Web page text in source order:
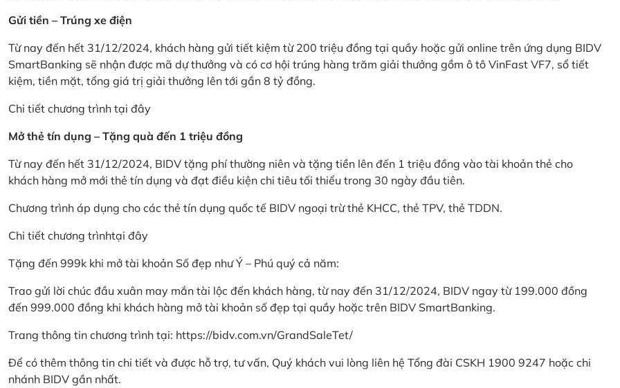
Gửi tiền – Trúng xe điện
Từ nay đến hết 31/12/2024, khách hàng gửi tiết kiệm từ 200 triệu đồng tại quầy hoặc gửi online trên ứng dụng BIDV
SmartBanking sẽ nhận được mã dự thưởng và có cơ hội trúng hàng trăm giải thưởng gồm ô tô VinFast VF7, sổ tiết
kiệm, tiền mặt, tổng giá trị giải thưởng lên tới gần 8 tỷ đồng.
Chi tiết chương trình tại đây
Mở thẻ tín dụng – Tặng quà đến 1 triệu đồng
Từ nay đến hết 31/12/2024, BIDV tặng phí thường niên và tặng tiền lên đến 1 triệu đồng vào tài khoản thẻ cho
khách hàng mở mới thẻ tín dụng và đạt điều kiện chi tiêu tối thiểu trong 30 ngày đầu tiên.
Chương trình áp dụng cho các thẻ tín dụng quốc tế BIDV ngoại trừ thẻ KHCC, thẻ TPV, thẻ TDDN.
Chi tiết chương trìnhtại đây
Tặng đến 999k khi mở tài khoản Số đẹp như Ý – Phú quý cả năm:
Trao gửi lời chúc đầu xuân may mắn tài lộc đến khách hàng, từ nay đến 31/12/2024, BIDV ngay từ 199.000 đồng
đến 999.000 đồng khi khách hàng mở tài khoản số đẹp tại quầy hoặc trên BIDV SmartBanking.
Trang thông tin chương trình tại: https://bidv.com.vn/GrandSaleTet/
Để có thêm thông tin chi tiết và được hỗ trợ, tư vấn, Quý khách vui lòng liên hệ Tổng đài CSKH 1900 9247 hoặc chi
nhánh BIDV gần nhất.